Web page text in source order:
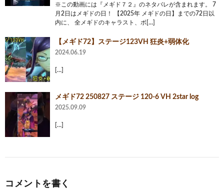
※この動画には『メギド７２』のネタバレが含まれます。 7
月2日はメギドの日！ 【2025年 メギドの日】までの72日以
内に、 全メギドのキャラスト、ボ[…]
【メギド72】ステージ123VH 狂炎+弱体化
2024.06.19
[…]
メギド72 250827 ステージ 120-6 VH 2star log
2025.09.09
[…]
コメントを書く